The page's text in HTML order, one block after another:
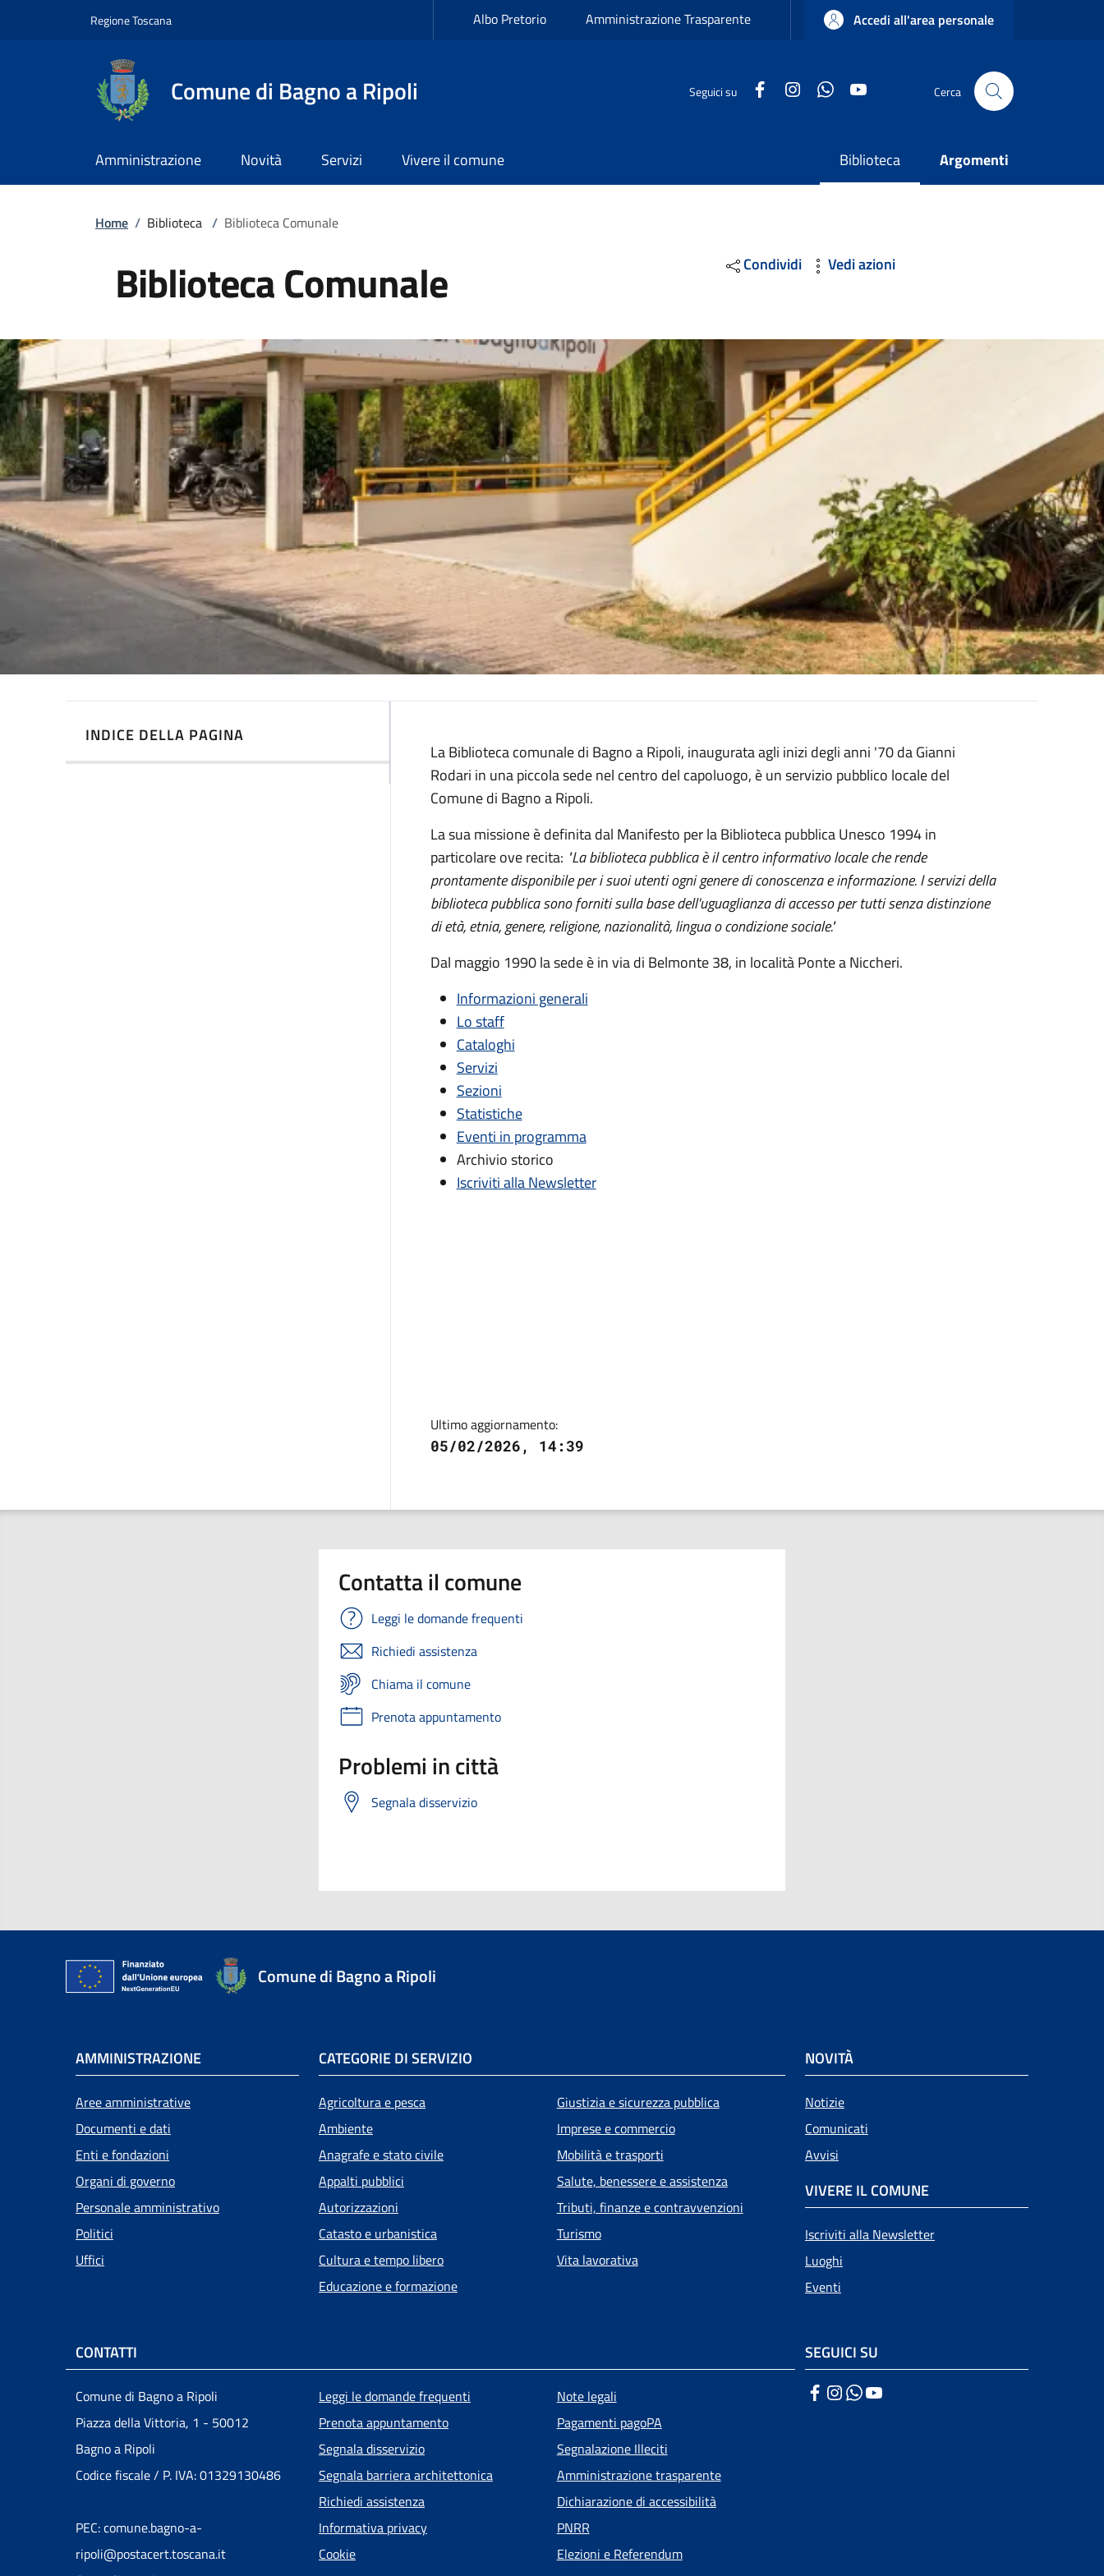
Regione ToscanaSlim top Albo Pretorio Amministrazione Trasparente Accedi all'area personale
Comune di Bagno a Ripoli Seguici su FacebookInstagramWhatsApp Cerca
Amministrazione Novità Servizi Vivere il comune Biblioteca Argomenti
Briciole di pane
Home / Biblioteca / Biblioteca Comunale
Biblioteca Comunale Condividi Vedi azioni
Image
INDICE DELLA PAGINA
La Biblioteca comunale di Bagno a Ripoli, inaugurata agli inizi degli anni '70 da Gianni
Rodari in una piccola sede nel centro del capoluogo, è un servizio pubblico locale del
Comune di Bagno a Ripoli.
La sua missione è definita dal Manifesto per la Biblioteca pubblica Unesco 1994 in
particolare ove recita: "La biblioteca pubblica è il centro informativo locale che rende
prontamente disponibile per i suoi utenti ogni genere di conoscenza e informazione. I servizi della
biblioteca pubblica sono forniti sulla base dell'uguaglianza di accesso per tutti senza distinzione
di età, etnia, genere, religione, nazionalità, lingua o condizione sociale."
Dal maggio 1990 la sede è in via di Belmonte 38, in località Ponte a Niccheri.
Informazioni generali
Lo staff
Cataloghi
Servizi
Sezioni
Statistiche
Eventi in programma
Archivio storico
Iscriviti alla Newsletter
Ultimo aggiornamento:
05/02/2026, 14:39
Contatta il comune
Leggi le domande frequenti
Richiedi assistenza
Chiama il comune
Prenota appuntamento
Problemi in città
Segnala disservizio
Comune di Bagno a Ripoli
AMMINISTRAZIONE
Aree amministrative
Documenti e dati
Enti e fondazioni
Organi di governo
Personale amministrativo
Politici
Uffici
CATEGORIE DI SERVIZIO
Agricoltura e pesca
Ambiente
Anagrafe e stato civile
Appalti pubblici
Autorizzazioni
Catasto e urbanistica
Cultura e tempo libero
Educazione e formazione
Giustizia e sicurezza pubblica
Imprese e commercio
Mobilità e trasporti
Salute, benessere e assistenza
Tributi, finanze e contravvenzioni
Turismo
Vita lavorativa
NOVITÀ
Notizie
Comunicati
Avvisi
VIVERE IL COMUNE
Iscriviti alla Newsletter
Luoghi
Eventi
CONTATTI
Comune di Bagno a Ripoli
Piazza della Vittoria, 1 - 50012
Bagno a Ripoli
Codice fiscale / P. IVA: 01329130486
PEC: comune.bagno-a-
ripoli@postacert.toscana.it
Menu piè di pagina
Leggi le domande frequenti
Prenota appuntamento
Segnala disservizio
Segnala barriera architettonica
Richiedi assistenza
Informativa privacy
Cookie
Note legali
Pagamenti pagoPA
Segnalazione Illeciti
Amministrazione trasparente
Dichiarazione di accessibilità
PNRR
Elezioni e Referendum
SEGUICI SU
Facebook
Instagram
WhatsApp